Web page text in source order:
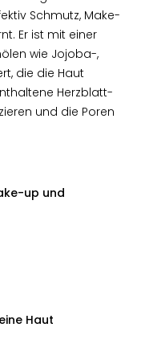
Schmutz, Make-
Er ist mit einer
wie Jojoba-,
die die Haut
Herzblatt-
und die Poren
up und
Haut